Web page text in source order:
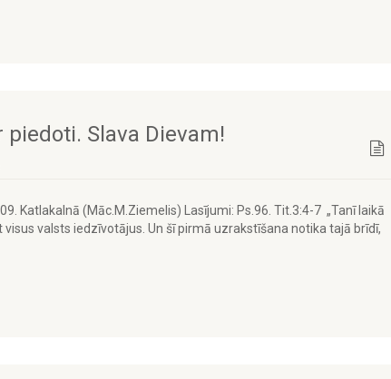
Slava Dievam!
Katlakalnā (Māc.M.Ziemelis) Lasījumi: Ps.96. Tit.3:4-7 „Tanī laikā
valsts iedzīvotājus. Un šī pirmā uzrakstīšana notika tajā brīdī,